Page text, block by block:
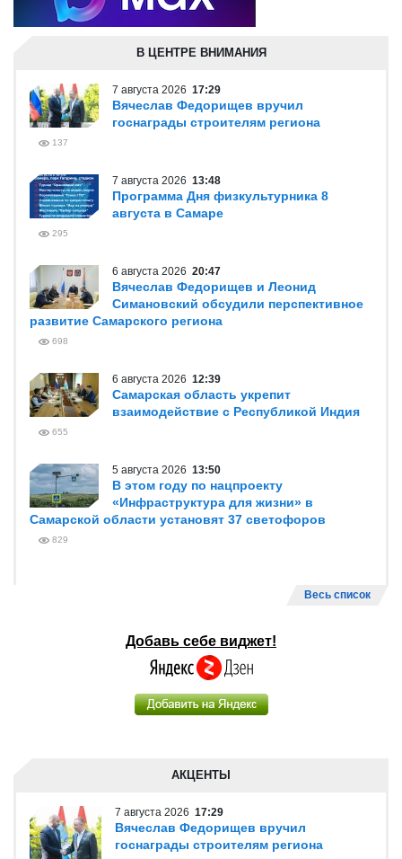
В ЦЕНТРЕ ВНИМАНИЯ
7 августа 2026 17:29
Вячеслав Федорищев вручил
госнаграды строителям региона
137
7 августа 2026 13:48
Программа Дня физкультурника 8
августа в Самаре
295
6 августа 2026 20:47
Вячеслав Федорищев и Леонид
Симановский обсудили перспективное
развитие Самарского региона
698
6 августа 2026 12:39
Самарская область укрепит
взаимодействие с Республикой Индия
655
5 августа 2026 13:50
В этом году по нацпроекту
«Инфраструктура для жизни» в
Самарской области установят 37 светофоров
829
Весь список
Добавь себе виджет!
АКЦЕНТЫ
7 августа 2026 17:29
Вячеслав Федорищев вручил
госнаграды строителям региона